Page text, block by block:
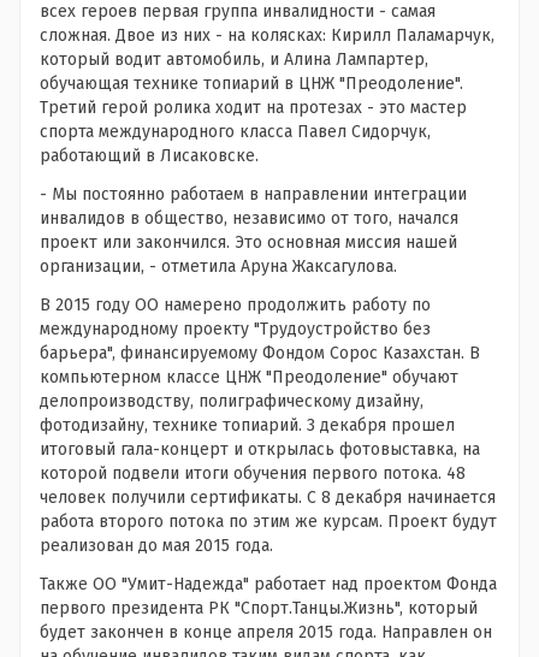
всех героев первая группа инвалидности - самая
сложная. Двое из них - на колясках: Кирилл Паламарчук,
который водит автомобиль, и Алина Лампартер,
обучающая технике топиарий в ЦНЖ "Преодоление".
Третий герой ролика ходит на протезах - это мастер
спорта международного класса Павел Сидорчук,
работающий в Лисаковске.
- Мы постоянно работаем в направлении интеграции
инвалидов в общество, независимо от того, начался
проект или закончился. Это основная миссия нашей
организации, - отметила Аруна Жаксагулова.
В 2015 году ОО намерено продолжить работу по
международному проекту "Трудоустройство без
барьера", финансируемому Фондом Сорос Казахстан. В
компьютерном классе ЦНЖ "Преодоление" обучают
делопроизводству, полиграфическому дизайну,
фотодизайну, технике топиарий. 3 декабря прошел
итоговый гала-концерт и открылась фотовыставка, на
которой подвели итоги обучения первого потока. 48
человек получили сертификаты. С 8 декабря начинается
работа второго потока по этим же курсам. Проект будут
реализован до мая 2015 года.
Также ОО "Умит-Надежда" работает над проектом Фонда
первого президента РК "Спорт.Танцы.Жизнь", который
будет закончен в конце апреля 2015 года. Направлен он